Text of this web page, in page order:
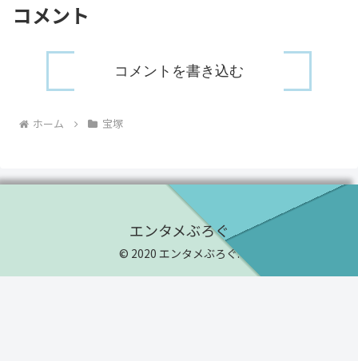
コメント
コメントを書き込む
ホーム 宝塚
エンタメぶろぐ
© 2020 エンタメぶろぐ.